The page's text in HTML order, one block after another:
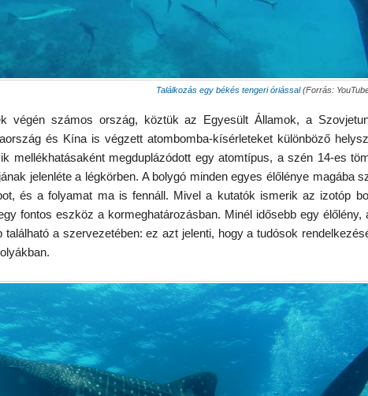
Találkozás egy békés tengeri óriással(Forrás:
végén számos ország, köztük az Egyesült Államok, a
és Kína is végzett atombomba-kísérleteket különböző
mellékhatásaként megduplázódott egy atomtípus, a szén 14-es
jelenléte a légkörben. A bolygó minden egyes élőlénye magába
és a folyamat ma is fennáll. Mivel a kutatók ismerik az izotóp
fontos eszköz a kormeghatározásban. Minél idősebb egy élőlény,
található a szervezetében: ez azt jelenti, hogy a tudósok